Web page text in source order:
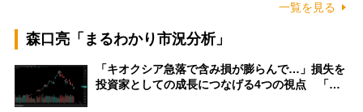
一覧を見る
森口亮「まるわかり市況分析」
「キオクシア急落で含み損が膨らんで…」損失を
投資家としての成長につなげる4つの視点 「…